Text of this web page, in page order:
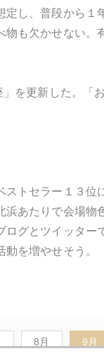
し、普段から１
も欠かせない。
を更新した。「
トセラー１３位
あたりで会場物
グとツイッター
を増やせそう。
8月 9月